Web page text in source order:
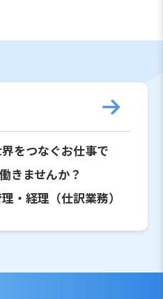
をつなぐお仕事で
きませんか？
・経理（仕訳業務）